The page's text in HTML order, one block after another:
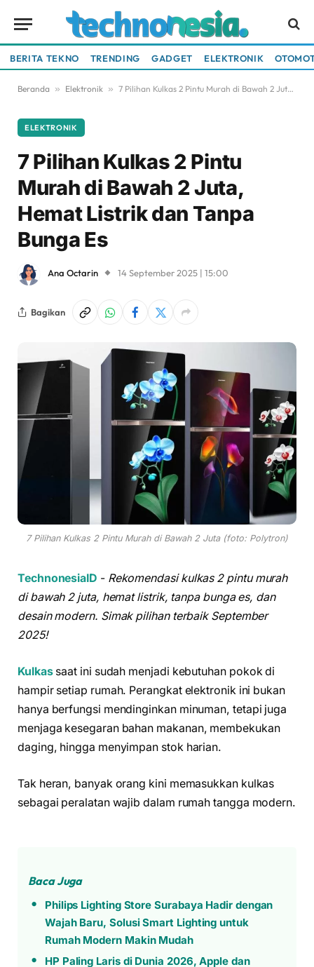
BERITA TEKNO TRENDING GADGET ELEKTRONIK
Beranda » Elektronik » 7 Pilihan Kulkas 2 Pintu Murah di Bawah 2 Juta, Hemat Listrik dan Tanpa Bunga Es
ELEKTRONIK
7 Pilihan Kulkas 2 Pintu
Murah di Bawah 2 Juta,
Hemat Listrik dan Tanpa
Bunga Es
Ana Octarin 14 September 2025 | 15:00
Bagikan
7 Pilihan Kulkas 2 Pintu Murah di Bawah 2 Juta (foto: Polytron)
TechnonesiaID - Rekomendasi kulkas 2 pintu murah
di bawah 2 juta, hemat listrik, tanpa bunga es, dan
desain modern. Simak pilihan terbaik September
2025!
Kulkassaat ini sudah menjadi kebutuhan pokok di
hampir setiap rumah. Perangkat elektronik ini bukan
hanya berfungsi mendinginkan minuman, tetapi juga
menjaga kesegaran bahan makanan, membekukan
daging, hingga menyimpan stok harian.
Tak heran, banyak orang kini memasukkan kulkas
sebagai peralatan wajib dalam rumah tangga modern.
Baca Juga
Philips Lighting Store Surabaya Hadir dengan
Wajah Baru, Solusi Smart Lighting untuk
Rumah Modern Makin Mudah
HP Paling Laris di Dunia 2026, Apple dan